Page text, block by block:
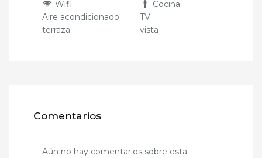
Wifi
Cocina
Aire acondicionado
TV
terraza
vista
Comentarios
Aún no hay comentarios sobre esta